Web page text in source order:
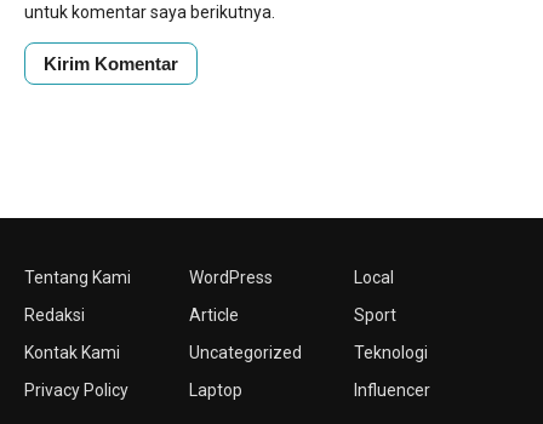
untuk komentar saya berikutnya.
Tentang Kami
Redaksi
Kontak Kami
Privacy Policy
WordPress
Article
Uncategorized
Laptop
Local
Sport
Teknologi
Influencer